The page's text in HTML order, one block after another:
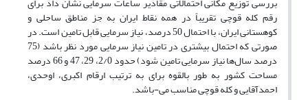
رقم کله قوچی تقریباً در همه نقاط ایران به جز مناطق ساحلی و
کوهستانی ایران، با احتمال 50 درصد، نیاز سرمایی قابل تامین است. در
صورتی که احتمال بیشتری در تامین نیاز سرمایی مورد نظر باشد (75
درصد سال‌ها نیاز سرمایی تامین شود) حدود 2/0، 29، 47 و 66 درصد
مساحت کشور به طور بالقوه برای به ترتیب ارقام اکبری، اوحدی،
احمدآقایی و کله قوچی مناسب می-باشد.